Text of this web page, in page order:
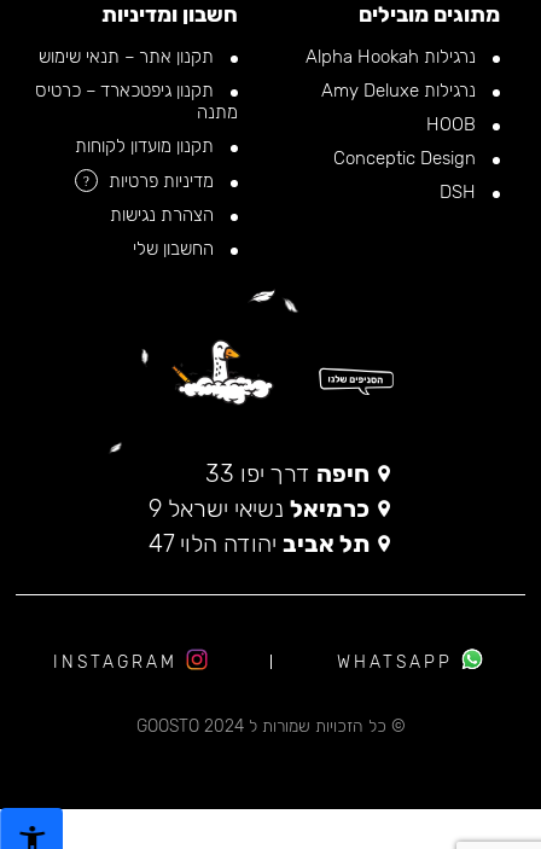
מתוגים מובילים
נרגילות Alpha Hookah
נרגילות Amy Deluxe
חשבון ומדיניות
תקנון אתר – תנאי שימוש
תקנון גיפטכארד – כרטיס
מתנה
תקנון מועדון לקוחות
מדיניות פרטיות
?
הצהרת נגישות
החשבון שלי
חיפה דרך יפו 33
כרמיאל נשיאי ישראל 9
תל אביב יהודה הלוי 47
© כל הזכויות שמורות ל 2024 GOOSTO
WHATSAPP
INSTAGRAM